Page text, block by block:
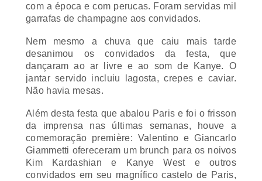
com a época e com perucas. Foram servidas mil
garrafas de champagne aos convidados.
Nem mesmo a chuva que caiu mais tarde
desanimou os convidados da festa, que
dançaram ao ar livre e ao som de Kanye. O
jantar servido incluiu lagosta, crepes e caviar.
Não havia mesas.
Além desta festa que abalou Paris e foi o frisson
da imprensa nas últimas semanas, houve a
comemoração première: Valentino e Giancarlo
Giammetti ofereceram um brunch para os noivos
Kim Kardashian e Kanye West e outros
convidados em seu magnífico castelo de Paris,